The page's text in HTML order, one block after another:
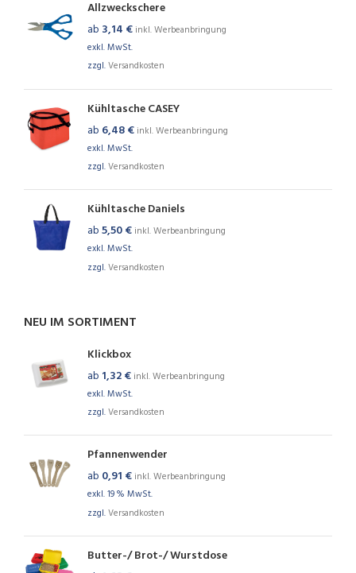
Allzweckschere
ab 3,14 € inkl. Werbeanbringung
exkl. MwSt.
zzgl.Versandkosten
Kühltasche CASEY
ab 6,48€ inkl. Werbeanbringung
exkl. MwSt.
zzgl.Versandkosten
Kühltasche Daniels
ab5,50€ inkl. Werbeanbringung
exkl. MwSt.
zzgl.Versandkosten
NEU IM SORTIMENT
Klickbox
ab 1,32€ inkl. Werbeanbringung
exkl. MwSt.
zzgl.Versandkosten
Pfannenwender
ab 0,91 € inkl. Werbeanbringung
exkl. 19 % MwSt.
zzgl.Versandkosten
Butter-/ Brot-/ Wurstdose